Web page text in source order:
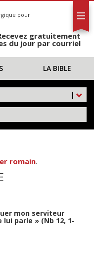
pour
gratuitement
du jour par courriel
LA BIBLE
|
romain.
mon serviteur
lui parle » (Nb 12, 1-